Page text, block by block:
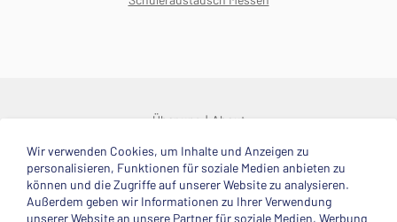
Über uns About
© 2025 Deutsche Stiftung Völkerverständigung
Impressum Datenschutzerklärung Kontakt
Wir verwenden Cookies, um Inhalte und Anzeigen zu
personalisieren, Funktionen für soziale Medien anbieten zu
können und die Zugriffe auf unserer Website zu analysieren.
Außerdem geben wir Informationen zu Ihrer Verwendung
unserer Website an unsere Partner für soziale Medien, Werbung